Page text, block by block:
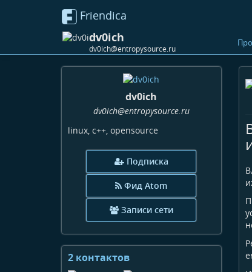
Friendica
dv0ich
dv0ich@entropysource.ru
dv0ich
dv0ich@entropysource.ru
linux, c++, opensource
Подписка
Фид Atom
Записи сети
2 контактовПросмотр
контактов